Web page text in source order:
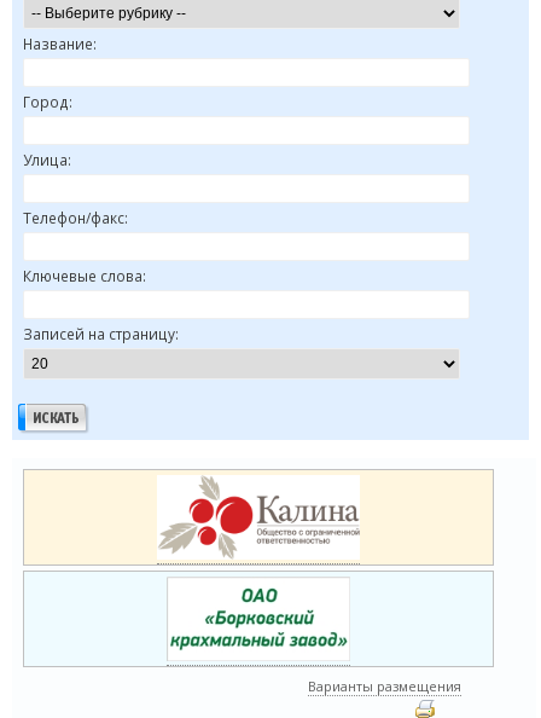
Название:
Город:
Улица:
Телефон/факс:
Ключевые слова:
Записей на страницу:
Варианты размещения